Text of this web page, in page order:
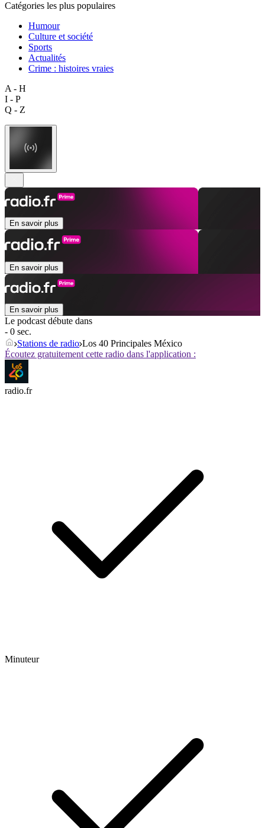
Catégories les plus populaires
Humour
Culture et société
Sports
Actualités
Crime : histoires vraies
A - H
I - P
Q - Z
En savoir plus
En savoir plus
En savoir plus
Le podcast débute dans
- 0 sec.
Stations de radio Los 40 Principales México
Écoutez gratuitement cette radio dans l'application :
radio.fr
Minuteur